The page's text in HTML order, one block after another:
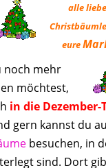
alle
eure
noch mehr
möchtest,
in die Dezember-
gern kannst du
besuchen, in
sind. Dort